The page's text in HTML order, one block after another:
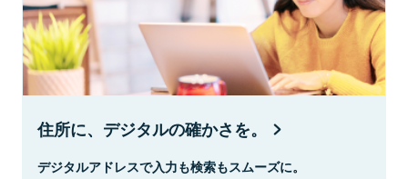
住所に、デジタルの確かさを。
デジタルアドレスで入力も検索もスムーズに。